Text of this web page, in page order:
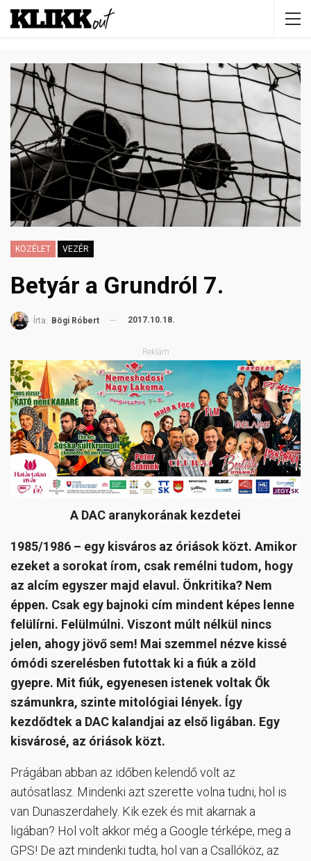
KÖZÉLET VEZÉR
Betyár a Grundról 7.
Írta: Bögi Róbert 2017.10.18.
Reklám
A DAC aranykorának kezdetei
1985/1986 – egy kisváros az óriások közt. Amikor
ezeket a sorokat írom, csak remélni tudom, hogy
az alcím egyszer majd elavul. Önkritika? Nem
éppen. Csak egy bajnoki cím mindent képes lenne
felülírni. Felülmúlni. Viszont múlt nélkül nincs
jelen, ahogy jövő sem! Mai szemmel nézve kissé
ómódi szerelésben futottak ki a fiúk a zöld
gyepre. Mit fiúk, egyenesen istenek voltak Ők
számunkra, szinte mitológiai lények. Így
kezdődtek a DAC kalandjai az első ligában. Egy
kisvárosé, az óriások közt.
Prágában abban az időben kelendő volt az
autósatlasz. Mindenki azt szerette volna tudni, hol is
van Dunaszerdahely. Kik ezek és mit akarnak a
ligában? Hol volt akkor még a Google térképe, meg a
GPS! De azt mindenki tudta, hol van a Csallóköz, az